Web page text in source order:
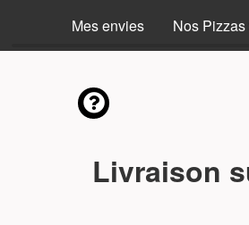
Mes envies Nos
Livraison